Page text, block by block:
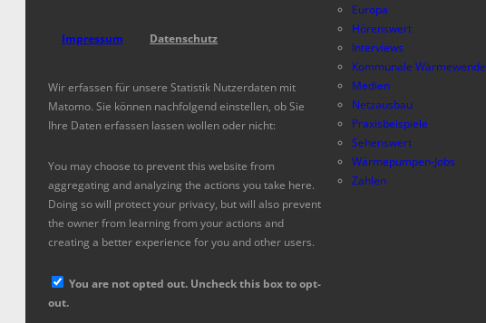
Impressum Datenschutz
Wir erfassen für unsere Statistik Nutzerdaten mit
Matomo. Sie können nachfolgend einstellen, ob Sie
Ihre Daten erfassen lassen wollen oder nicht:
You may choose to prevent this website from
aggregating and analyzing the actions you take here.
Doing so will protect your privacy, but will also prevent
the owner from learning from your actions and
creating a better experience for you and other users.
You are not opted out. Uncheck this box to opt-
out.
Europa
Hörenswert
Interviews
Kommunale Wärmewende
Medien
Netzausbau
Praxisbeispiele
Sehenswert
Wärmepumpen-Jobs
Zahlen